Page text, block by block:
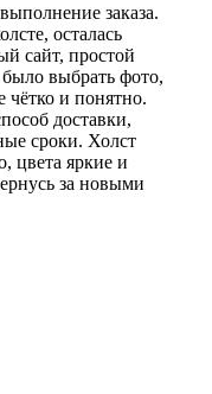
заказа.
осталась
сайт, простой
выбрать фото,
чётко и понятно.
доставки,
сроки. Холст
цвета яркие и
за новыми